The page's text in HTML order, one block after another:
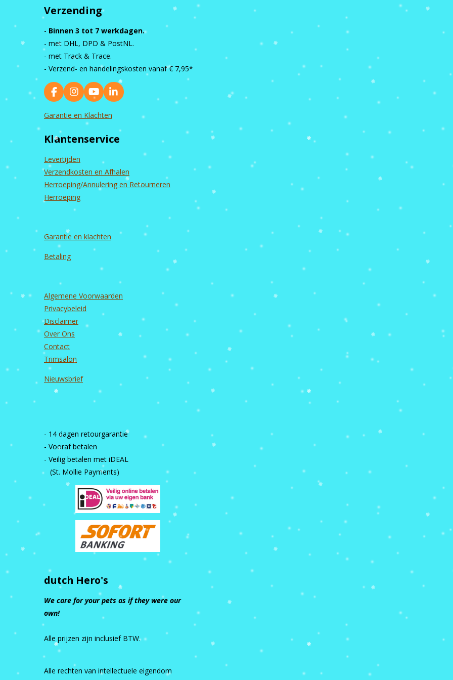
Verzending
- Binnen 3 tot 7 werkdagen.
- met DHL, DPD & PostNL.
- met Track & Trace.
- Verzend- en handelingskosten vanaf € 7,95*
F
a
c
o
k
I
n
s
g
a
m
Y
o
u
b
L
i
d
Garantie en Klachten
Klantenservice
Levertijden
Verzendkosten en Afhalen
Herroeping/Annulering en Retourneren
Herroeping
Garantie en klachten
Betaling
Algemene Voorwaarden
Privacybeleid
Disclaimer
Over Ons
Contact
Trimsalon
Nieuwsbrief
- 14 dagen retourgarantie
- Vooraf betalen
- Veilig betalen met iDEAL
(St. Mollie Payments)
dutch Hero's
We care for your pets as if they were our
own!
Alle prijzen zijn inclusief BTW.
Alle rechten van intellectuele eigendom